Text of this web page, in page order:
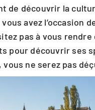
de découvrir la
vous avez l’occasion
pas à vous rendre
pour découvrir ses
ne serez pas